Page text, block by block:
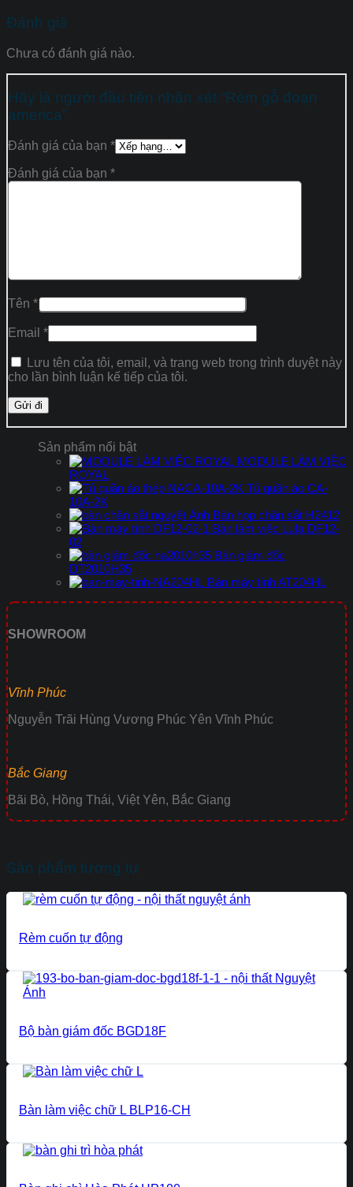
Đánh giá
Chưa có đánh giá nào.
Hãy là người đầu tiên nhận xét “Rèm gỗ đoạn
america”
Đánh giá của bạn *
Đánh giá của bạn *
Tên *
Email *
Lưu tên của tôi, email, và trang web trong trình duyệt này
cho lần bình luận kế tiếp của tôi.
Sản phẩm nổi bật
MODULE LÀM VIỆC
ROYAL
Tủ quần áo CA-
10A-2K
Bàn họp chân sắt H2412
Bàn làm việc Lufa DF12-
02
Bàn giám đốc
DT2010H35
Bàn máy tính AT204HL
SHOWROOM
Vĩnh Phúc
Nguyễn Trãi Hùng Vương Phúc Yên Vĩnh Phúc
Bắc Giang
Bãi Bò, Hồng Thái, Việt Yên, Bắc Giang
Sản phẩm tương tự
Rèm cuốn tự động
Bộ bàn giám đốc BGD18F
Bàn làm việc chữ L BLP16-CH